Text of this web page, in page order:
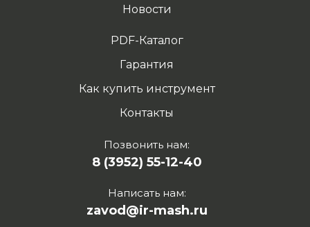
Новости
PDF-Каталог
Гарантия
Как купить инструмент
Контакты
Позвонить нам:
8 (3952) 55-12-40
Написать нам:
zavod@ir-mash.ru